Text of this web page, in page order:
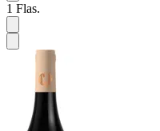
1 Flas.